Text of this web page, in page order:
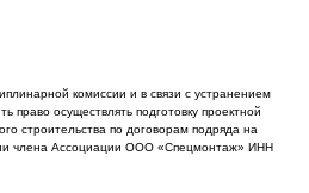
комиссии и в связи с устранением
право осуществлять подготовку проектной
строительства по договорам подряда на
члена Ассоциации ООО «Спецмонтаж» ИНН